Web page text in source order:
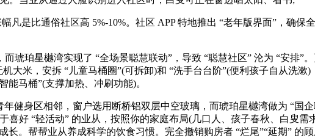
比通俗社区高 5%-10%。社区 APP 特地推出 “老年版界面”，确保
珀星樾湾实现了 “全场景聪慧联动”，导致 “聪慧社区” 沦为 “安排”。
大米，安拆 “儿童马桶圈”(可拆卸)和 “洗手台台阶”(便利孩子自从洗
马桶”(支撑加热、冲刷功能)。
身区相邻，窗户选用断桥铝双层中空玻璃，而琥珀星樾湾做为 “国
喜好 “轻活动” 的业从，按照你的家庭布局(几口人、孩子春秋、白叟
。帮帮业从养成科学的饮食习惯。完全撤销购房者 “烂尾”“延期” 的顾